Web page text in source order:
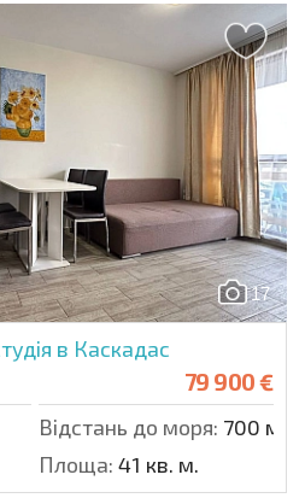
17
в Каскадас
79 900 €
Відстань до моря: 700 м.
Площа: 41 кв. м.